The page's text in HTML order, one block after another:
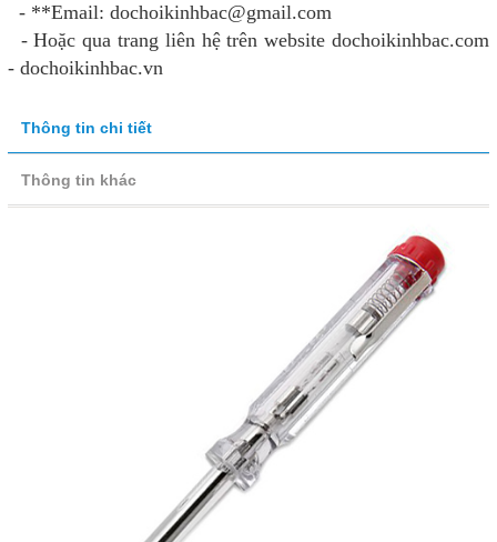
- **Email: dochoikinhbac@gmail.com
- Hoặc qua trang liên hệ trên website dochoikinhbac.com
- dochoikinhbac.vn
Thông tin chi tiết
Thông tin khác